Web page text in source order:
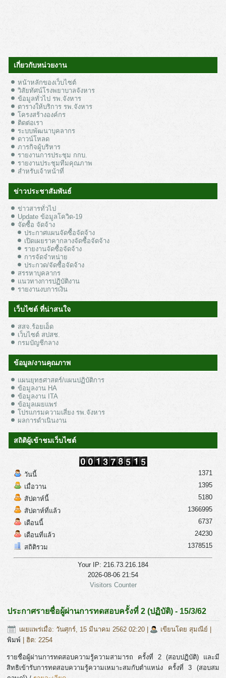
เกี่ยวกับหน่วยงาน
หน้าหลักของเว็บไซต์
วิสัยทัศน์โรงพยาบาลจังหาร
ข้อมูลทั่วไป รพ.จังหาร
ตารางให้บริการ รพ.จังหาร
โครงสร้างองค์กร
ติดต่อเรา
ระบบพัฒนาบุคลากร
ดาวน์โหลด
ภารกิจผู้บริหาร
รายงานการประชุม กกบ.
รายงานประชุมทีมคุณภาพ
สำหรับเจ้าหน้าที่
ข่าวประชาสัมพันธ์
ข่าวสารทั่วไป
Update ข้อมูลโควิด-19
จัดซื้อ จัดจ้าง
ประกาศแผนจัดซื้อจัดจ้าง
เปิดเผยราคากลางจัดซื้อจัดจ้าง
รายงานจัดซื้อจัดจ้าง
การจัดจำหน่าย
ประกวด/จัดซื้อจัดจ้าง
สรรหาบุคลากร
แนวทางการปฏิบัติงาน
รายงานงบการเงิน
เว็บไซต์ ที่น่าสนใจ
สสจ.ร้อยเอ็ด
เว็บไซต์ สปสช.
กรมบัญชีกลาง
ข้อมูล/งานคุณภาพ
แผนยุทธศาสตร์/แผนปฏิบัติการ
ข้อมูลงาน HA
ข้อมูลงาน ITA
ข้อมูลเผยแพร่
โปรแกรมความเสี่ยง รพ.จังหาร
ผลการดำเนินงาน
สถิติผู้เข้าชมเว็บไซต์
วันนี้
เมื่อวาน
สัปดาห์นี้
สัปดาห์ที่แล้ว
เดือนนี้
เดือนที่แล้ว
สถิติรวม
1371
1395
5180
1366995
6737
24230
1378515
Your IP: 216.73.216.184
2026-08-06 21:54
Visitors Counter
ประกาศรายชื่อผู้ผ่านการทดสอบครั้งที่ 2 (ปฏิบัติ) - 15/3/62
เผยแพร่เมื่อ: วันศุกร์, 15 มีนาคม 2562 02:20 | เขียนโดย สุมณีย์ |
พิมพ์| ฮิต: 2254
รายชื่อผู้ผ่านการทดสอบความรู้ความสามารถ ครั้งที่ 2 (สอบปฏิบัติ) และมี
สิทธิเข้ารับการทดสอบความรู้ความเหมาะสมกับตำแหน่ง ครั้งที่ 3 (สอบสม